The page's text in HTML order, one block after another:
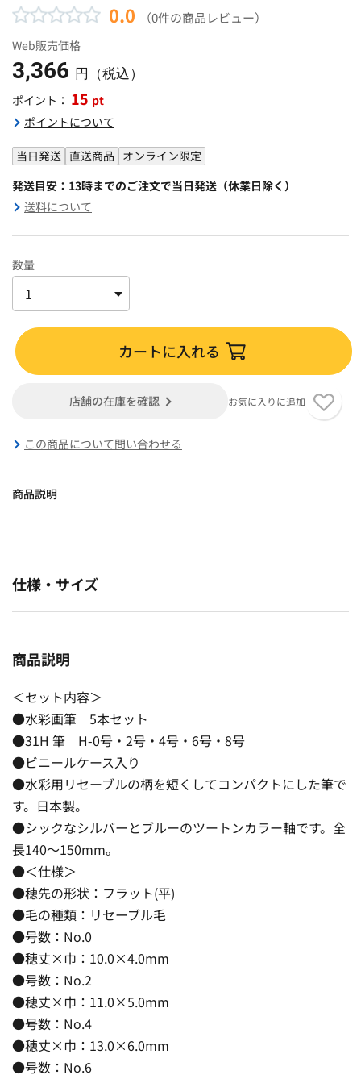
0.0 （0件の商品レビュー）
Web販売価格
3,366 円（税込）
ポイント： 15 pt
ポイントについて
当日発送 直送商品 オンライン限定
発送目安：13時までのご注文で当日発送（休業日除く）
送料について
数量
カートに入れる
店舗の在庫を確認 お気に入りに追加
この商品について問い合わせる
商品説明
仕様・サイズ
商品説明
＜セット内容＞
●水彩画筆 5本セット
●31H 筆 H-0号・2号・4号・6号・8号
●ビニールケース入り
●水彩用リセーブルの柄を短くしてコンパクトにした筆で
す。日本製。
●シックなシルバーとブルーのツートンカラー軸です。全
長140〜150mm。
●＜仕様＞
●穂先の形状：フラット(平)
●毛の種類：リセーブル毛
●号数：No.0
●穂丈×巾：10.0×4.0mm
●号数：No.2
●穂丈×巾：11.0×5.0mm
●号数：No.4
●穂丈×巾：13.0×6.0mm
●号数：No.6